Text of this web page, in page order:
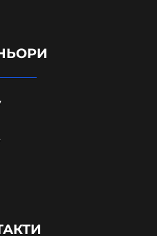
праща Антъни